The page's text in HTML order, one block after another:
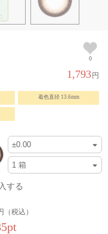
0
1,793円
着色直径 13.6mm
する
（税込）